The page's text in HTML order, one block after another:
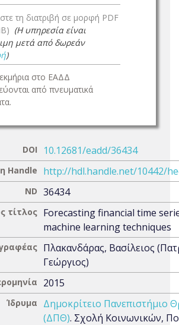
τη διατριβή σε μορφή PDF
(Η υπηρεσία είναι
μετά από δωρεάν
)
στο ΕΑΔΔ
από πνευματικά
DOI 10.12681/eadd/36434
Handle http://hdl.handle.net/10442/
ND 36434
τίτλος Forecasting financial time
machine learning techniques
Πλακανδάρας, Βασίλειος
Γεώργιος)
2015
Ίδρυμα
Δημοκρίτειο Πανεπιστήμιο
(ΔΠΘ). Σχολή Κοινωνικών,